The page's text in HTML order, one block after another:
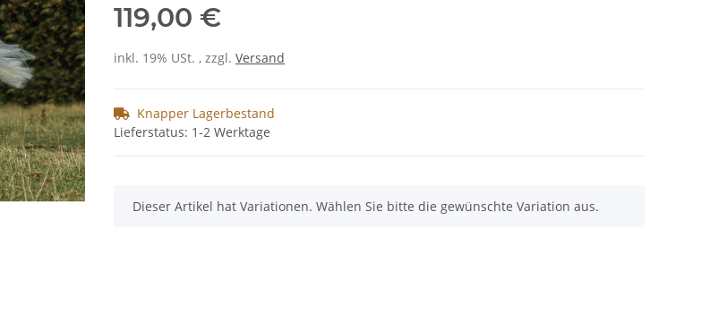
119,00 €
inkl. 19% USt. , zzgl. Versand
Knapper Lagerbestand
Lieferstatus: 1-2 Werktage
x
Dieser Artikel hat Variationen. Wählen Sie bitte die gewünschte Variation aus.